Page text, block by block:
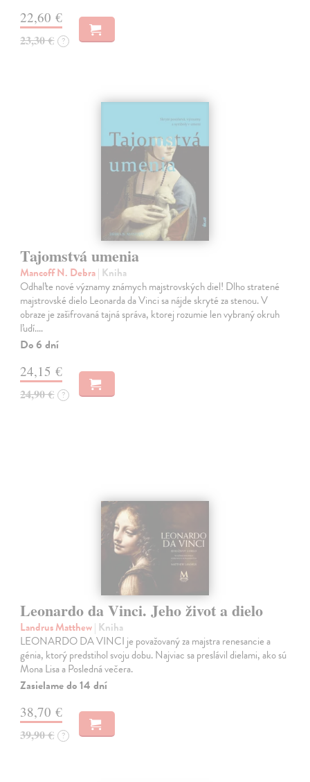
22,60 €
23,30 € ?
Tajomstvá umenia
Mancoff N. Debra| Kniha
Odhaľte nové významy známych majstrovských diel! Dlho stratené
majstrovské dielo Leonarda da Vinci sa nájde skryté za stenou. V
obraze je zašifrovaná tajná správa, ktorej rozumie len vybraný okruh
ľudí.…
Do 6 dní
24,15 €
24,90 € ?
Leonardo da Vinci. Jeho život a dielo
Landrus Matthew| Kniha
LEONARDO DA VINCI je považovaný za majstra renesancie a
génia, ktorý predstihol svoju dobu. Najviac sa preslávil dielami, ako sú
Mona Lisa a Posledná večera.
Zasielame do 14 dní
38,70 €
39,90 € ?